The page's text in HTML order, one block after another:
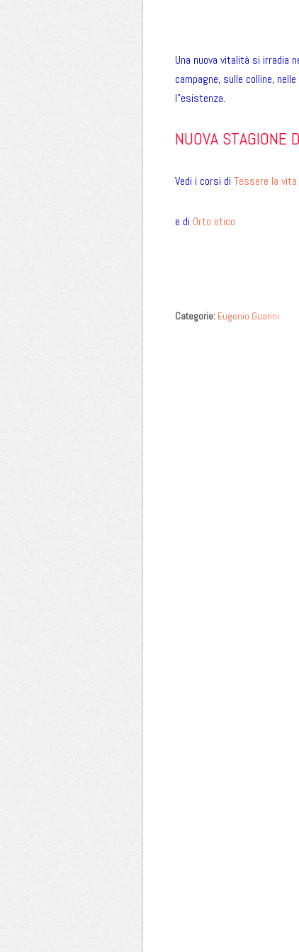
Una nuova vitalità si irradia
campagne, sulle colline,
l”esistenza.
NUOVA STAGIONE
Vedi i corsi di Tessere la vita
e di Orto etico
Categorie: Eugenio Guarini